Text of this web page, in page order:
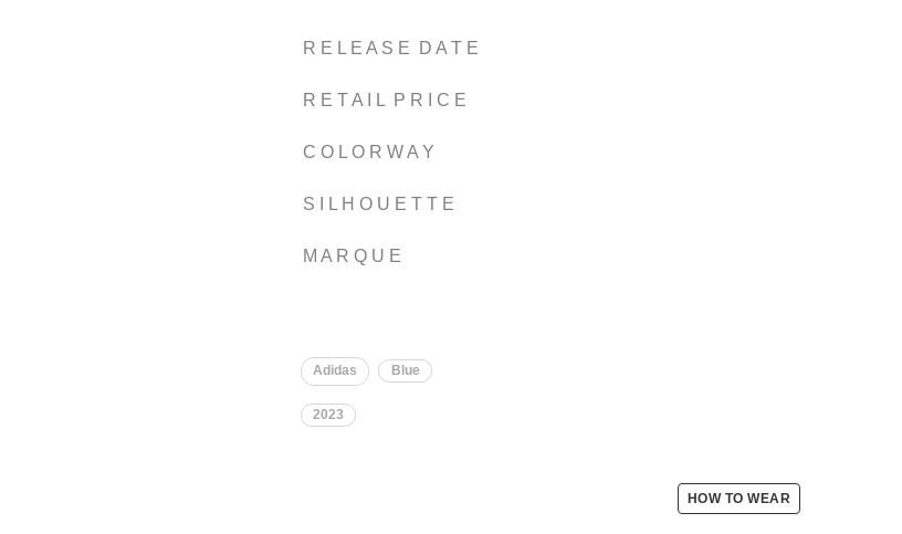
R E L E A S E D A T E
R E T A I L P R I C E
C O L O R W A Y
S I L H O U E T T E
M A R Q U E
Adidas Blue
2023
HOW TO WEAR